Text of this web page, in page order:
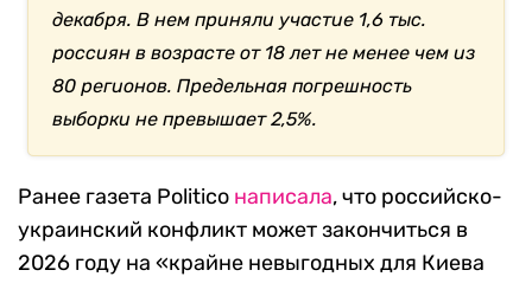
декабря. В нем приняли участие 1,6 тыс.
россиян в возрасте от 18 лет не менее чем из
80 регионов. Предельная погрешность
выборки не превышает 2,5%.
Ранее газета Politico написала, что российско-
украинский конфликт может закончиться в
2026 году на «крайне невыгодных для Киева